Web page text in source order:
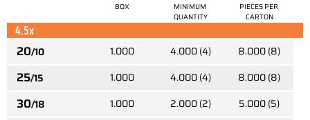
BOX
MINIMUM
QUANTITY
PIECES PER
CARTON
4.5x
20/10 1.000 4.000 (4) 8.000 (8)
25/15 1.000 4.000 (4) 8.000 (8)
30/18 1.000 2.000 (2) 5.000 (5)